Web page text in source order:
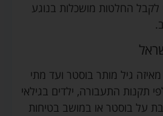
לקבל החלטות מושכלות בנוגע
גיל מותר בוסטר ועד מתי
תקנות התעבורה, ילדים בגילאי
על בוסטר או במושב בטיחות